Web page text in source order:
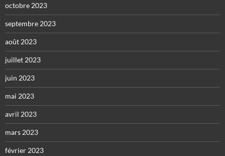
octobre 2023
septembre 2023
août 2023
juillet 2023
juin 2023
mai 2023
avril 2023
mars 2023
février 2023